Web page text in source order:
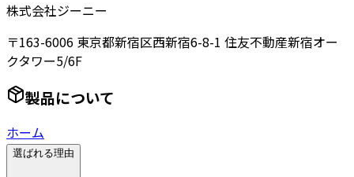
株式会社ジーニー
〒163-6006 東京都新宿区西新宿6-8-1 住友不動産新宿オー
クタワー5/6F
製品について
ホーム
選ばれる理由